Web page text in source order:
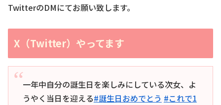
TwitterのDMにてお願い致します。
X（Twitter）やってます
一年中自分の誕生日を楽しみにしている次女、よ
うやく当日を迎える#誕生日おめでとう #これで1